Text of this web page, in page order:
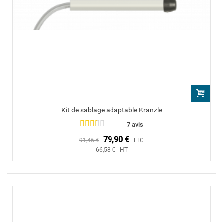
Kit de sablage adaptable Kranzle
7 avis
91,46 € 79,90 € TTC
66,58 € HT